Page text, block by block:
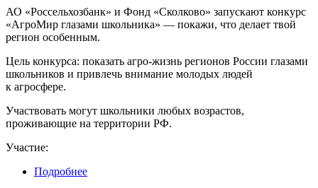
АО «Россельхозбанк» и Фонд «Сколково» запускают конкурс
«АгроМир глазами школьника» — покажи, что делает твой
регион особенным.
Цель конкурса: показать агро-жизнь регионов России глазами
школьников и привлечь внимание молодых людей
к агросфере.
Участвовать могут школьники любых возрастов,
проживающие на территории РФ.
Участие:
Подробнее